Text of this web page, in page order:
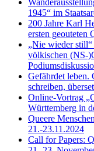
1945“ im
200 Jahre Karl
ersten geouteten
„Nie wieder
völkischen (NS-
Gefährdet leben.
schreiben,
Online-Vortrag
Württemberg in
Queere
21.-23.11.2024
Call for Papers: